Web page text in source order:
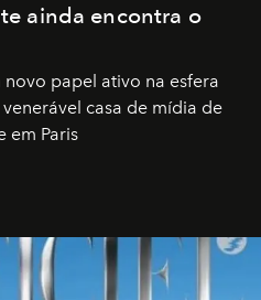
ainda encontra o
papel ativo na esfera
casa de mídia de
em Paris